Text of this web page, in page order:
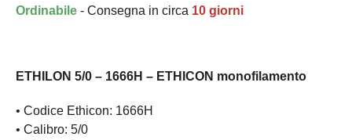
Ordinabile - Consegna in circa 10 giorni
ETHILON 5/0 – 1666H – ETHICON monofilamento
• Codice Ethicon: 1666H
• Calibro: 5/0